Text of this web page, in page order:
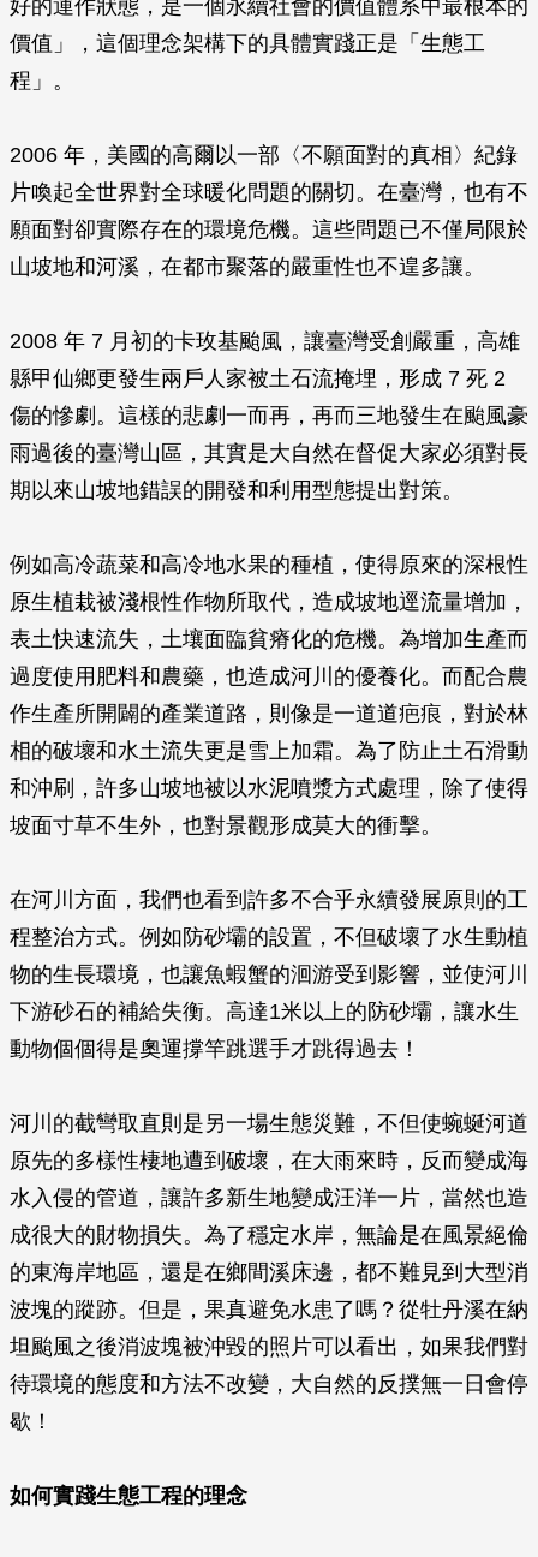
好的運作狀態，是一個永續社會的價值體系中最根本的
價值」，這個理念架構下的具體實踐正是「生態工
程」。
2006 年，美國的高爾以一部〈不願面對的真相〉紀錄
片喚起全世界對全球暖化問題的關切。在臺灣，也有不
願面對卻實際存在的環境危機。這些問題已不僅局限於
山坡地和河溪，在都市聚落的嚴重性也不遑多讓。
2008 年 7 月初的卡玫基颱風，讓臺灣受創嚴重，高雄
縣甲仙鄉更發生兩戶人家被土石流掩埋，形成 7 死 2
傷的慘劇。這樣的悲劇一而再，再而三地發生在颱風豪
雨過後的臺灣山區，其實是大自然在督促大家必須對長
期以來山坡地錯誤的開發和利用型態提出對策。
例如高冷蔬菜和高冷地水果的種植，使得原來的深根性
原生植栽被淺根性作物所取代，造成坡地逕流量增加，
表土快速流失，土壤面臨貧瘠化的危機。為增加生產而
過度使用肥料和農藥，也造成河川的優養化。而配合農
作生產所開闢的產業道路，則像是一道道疤痕，對於林
相的破壞和水土流失更是雪上加霜。為了防止土石滑動
和沖刷，許多山坡地被以水泥噴漿方式處理，除了使得
坡面寸草不生外，也對景觀形成莫大的衝擊。
在河川方面，我們也看到許多不合乎永續發展原則的工
程整治方式。例如防砂壩的設置，不但破壞了水生動植
物的生長環境，也讓魚蝦蟹的洄游受到影響，並使河川
下游砂石的補給失衡。高達1米以上的防砂壩，讓水生
動物個個得是奧運撐竿跳選手才跳得過去！
河川的截彎取直則是另一場生態災難，不但使蜿蜒河道
原先的多樣性棲地遭到破壞，在大雨來時，反而變成海
水入侵的管道，讓許多新生地變成汪洋一片，當然也造
成很大的財物損失。為了穩定水岸，無論是在風景絕倫
的東海岸地區，還是在鄉間溪床邊，都不難見到大型消
波塊的蹤跡。但是，果真避免水患了嗎？從牡丹溪在納
坦颱風之後消波塊被沖毀的照片可以看出，如果我們對
待環境的態度和方法不改變，大自然的反撲無一日會停
歇！
如何實踐生態工程的理念